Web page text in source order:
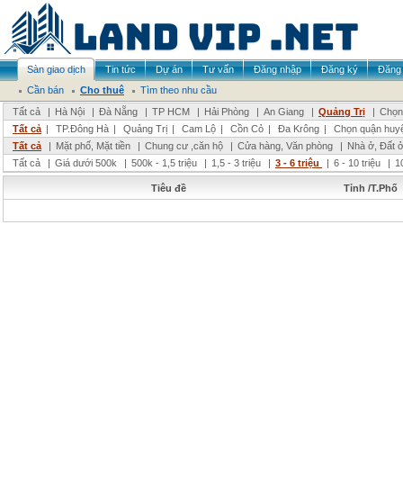
Sàn giao dịch Tin tức Dự án Tư vấn Đăng nhập Đăng ký
Đăng
Cần bán
Cho thuê
Tìm theo nhu cầu
Tất cả
| Hà Nội | Đà Nẵng | TP HCM | Hải Phòng | An Giang | Quảng Trị |
Tất cả | TP.Đông Hà | Quảng Trị | Cam Lộ | Cồn Cỏ | Đa Krông |
Chọn quận
Tất cả
| Mặt phố, Mặt tiền | Chung cư ,căn hộ | Cửa hàng, Văn phòng | Nhà ở, Đất ở
Tất cả
| Giá dưới 500k | 500k - 1,5 triệu | 1,5 - 3 triệu | 3 - 6 triệu | 6 - 10 triệu |
Tiêu đề Tỉnh /T.Phố